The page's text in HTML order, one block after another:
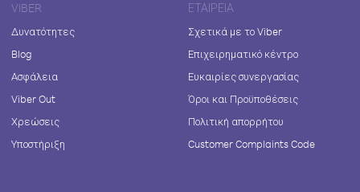
VIBER
Δυνατότητες
Blog
Ασφάλεια
Viber Out
Χρεώσεις
Υποστήριξη
ΕΤΑΙΡΕΊΑ
Σχετικά με το Viber
Επιχειρηματικό κέντρο
Ευκαιρίες συνεργασίας
Όροι και Προϋποθέσεις
Πολιτική απορρήτου
Customer Complaints Code